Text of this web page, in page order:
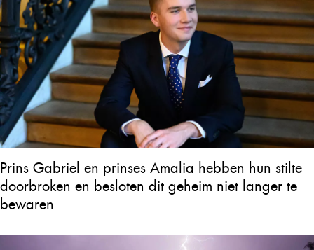
Prins Gabriel en prinses Amalia hebben hun stilte
doorbroken en besloten dit geheim niet langer te
bewaren